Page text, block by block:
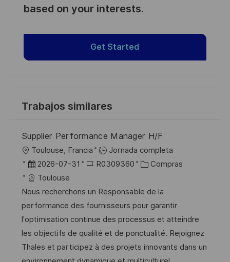
based on your interests.
Get Started
Trabajos similares
Supplier Performance Manager H/F
U
b
c
a
c
i
ó
Toulouse, Francia
Jornada completa
F
e
c
h
a
d
e
2026-07-31
I
d
e
e
m
p
R0309360
C
t
e
g
o
r
Compras
Toulouse
Nous recherchons un Responsable de la
performance des fournisseurs pour garantir
l'optimisation continue des processus et atteindre
les objectifs de qualité et de ponctualité. Rejoignez
Thales et participez à des projets innovants dans un